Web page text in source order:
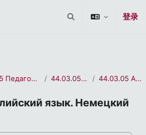
切换搜索输入 登录
44.03.05 Педагогическое образование (с двумя профилями подготовки) 44.03.05 Английский язык. Немецкий язык 44.03.05 Английский язык. Немецкий язык_2022
язык. Немецкий